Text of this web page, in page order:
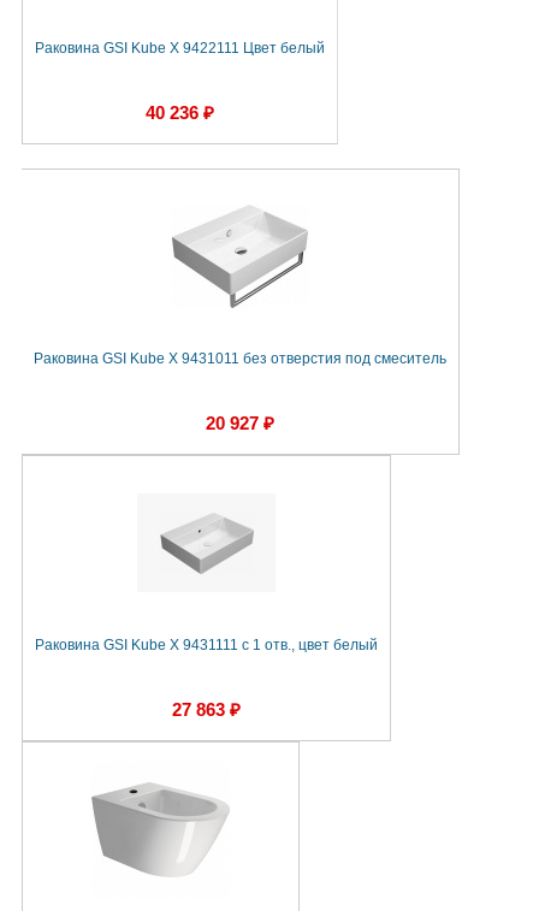
Раковина GSI Kube X 9422111 Цвет белый
40 236 ₽
Раковина GSI Kube X 9431011 без отверстия под смеситель
20 927 ₽
Раковина GSI Kube X 9431111 с 1 отв., цвет белый
27 863 ₽